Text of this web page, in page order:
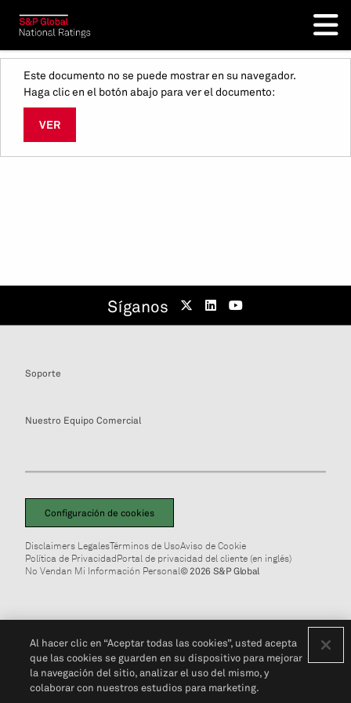
Este documento no se puede mostrar en su navegador.
Haga clic en el botón abajo para ver el documento:
VER
Síganos
Soporte
Nuestro Equipo Comercial
Configuración de cookies
Disclaimers LegalesTérminos de UsoAviso de Cookie
Política de PrivacidadPortal de privacidad del cliente (en inglés)
No Vendan Mi Información Personal© 2026 S&P Global
Al hacer clic en “Aceptar todas las cookies”, usted acepta
que las cookies se guarden en su dispositivo para mejorar
la navegación del sitio, analizar el uso del mismo, y
colaborar con nuestros estudios para marketing.